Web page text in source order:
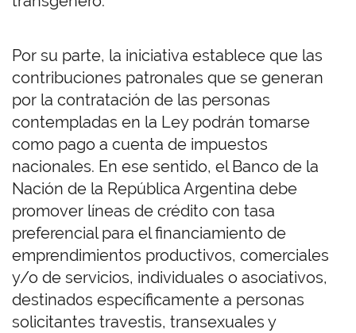
Por su parte, la iniciativa establece que las
contribuciones patronales que se generan
por la contratación de las personas
contempladas en la Ley podrán tomarse
como pago a cuenta de impuestos
nacionales. En ese sentido, el Banco de la
Nación de la República Argentina debe
promover líneas de crédito con tasa
preferencial para el financiamiento de
emprendimientos productivos, comerciales
y/o de servicios, individuales o asociativos,
destinados específicamente a personas
solicitantes travestis, transexuales y